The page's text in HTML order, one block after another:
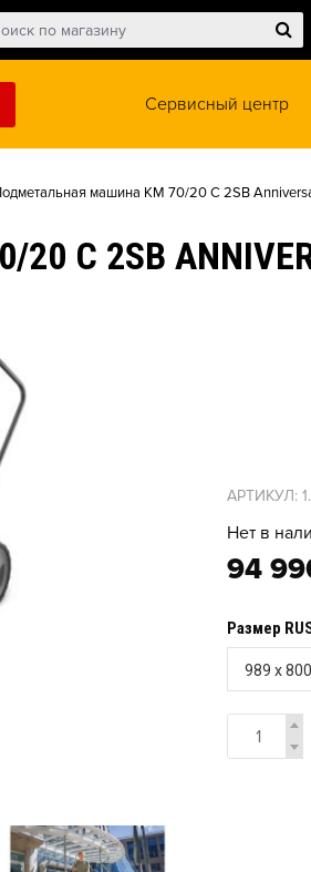
Сервисный центр
машина KM 70/20 C 2SB
2SB
АРТИКУЛ:
Нет в
94
Размер
989 х